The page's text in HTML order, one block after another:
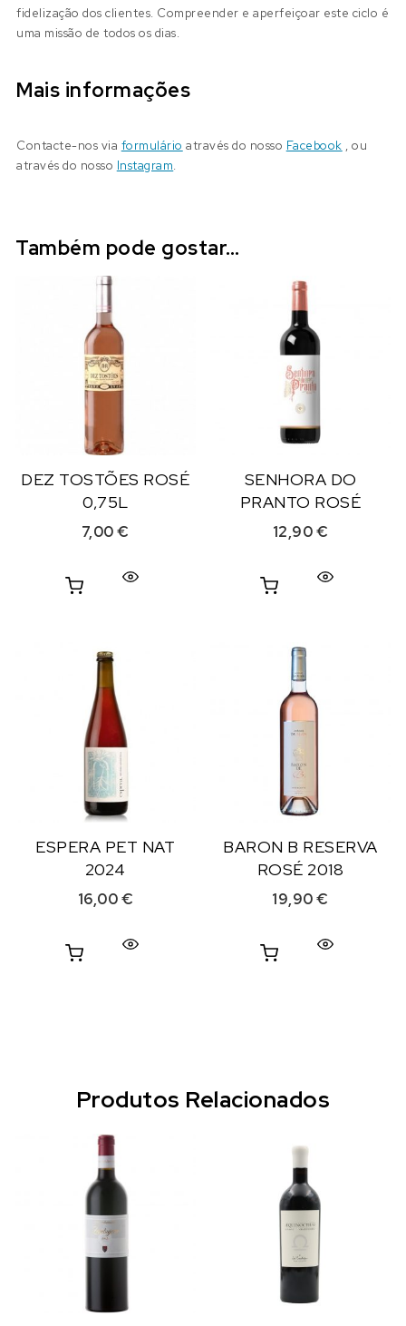
fidelização dos clientes. Compreender e aperfeiçoar este ciclo é
uma missão de todos os dias.
Mais informações
Contacte-nos via formulário através do nosso Facebook , ou
através do nosso Instagram.
Também pode gostar…
DEZ TOSTÕES ROSÉ
0,75L
7,00€
SENHORA DO
PRANTO ROSÉ
12,90€
ESPERA PET NAT
2024
16,00€
BARON B RESERVA
ROSÉ 2018
19,90€
Produtos Relacionados